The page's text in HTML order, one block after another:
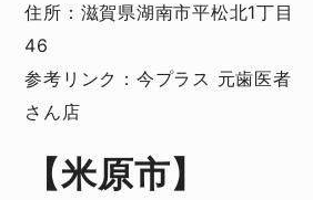
住所：滋賀県湖南市平松北1丁目
46
参考リンク： 今プラス 元歯医者
さん店
【米原市】